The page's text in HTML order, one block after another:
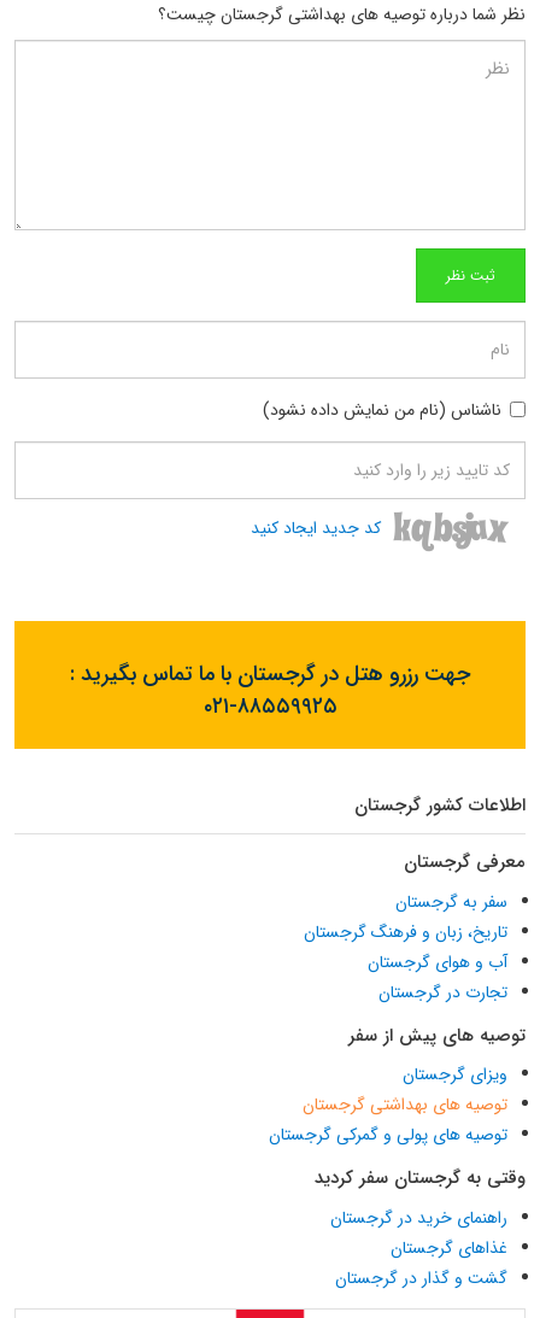
نظر شما درباره توصیه های بهداشتی گرجستان چیست؟
ناشناس (نام من نمایش داده نشود)
کد جدید ایجاد کنید
جهت رزرو هتل در گرجستان با ما تماس بگیرید :
۰۲۱-۸۸۵۵۹۹۲۵
اطلاعات کشور گرجستان
معرفی گرجستان
سفر به گرجستان
تاریخ، زبان و فرهنگ گرجستان
آب و هوای گرجستان
تجارت در گرجستان
توصیه های پیش از سفر
ویزای گرجستان
توصیه های بهداشتی گرجستان
توصیه های پولی و گمرکی گرجستان
وقتی به گرجستان سفر کردید
راهنمای خرید در گرجستان
غذاهای گرجستان
گشت و گذار در گرجستان